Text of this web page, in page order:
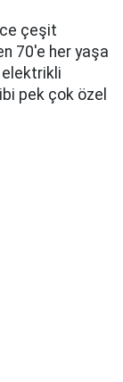
çeşit
70'e her yaşa
elektrikli
pek çok özel